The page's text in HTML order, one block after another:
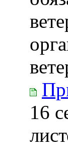
16